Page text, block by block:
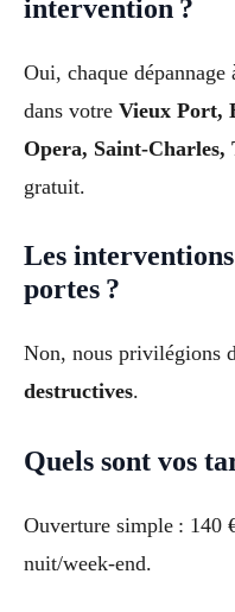
intervention ?
Oui, chaque
dans votre Vieux Port,
Opera, Saint-Charles,
gratuit.
Les
portes ?
Non, nous privilégions
destructives.
Quels sont vos
Ouverture simple : 140
nuit/week-end.